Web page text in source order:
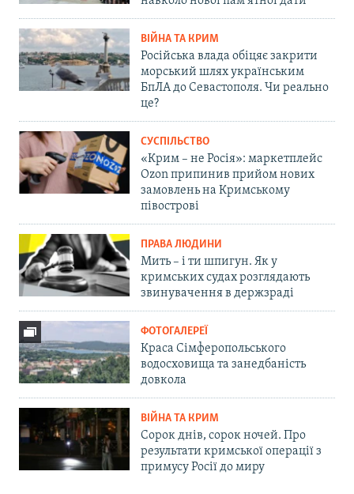
ВІЙНА ТА КРИМ
Російська влада обіцяє закрити
морський шлях українським
БпЛА до Севастополя. Чи реально
це?
СУСПІЛЬСТВО
«Крим – не Росія»: маркетплейс
Ozon припинив прийом нових
замовлень на Кримському
півострові
ПРАВА ЛЮДИНИ
Мить – і ти шпигун. Як у
кримських судах розглядають
звинувачення в держзраді
ФОТОГАЛЕРЕЇ
Краса Сімферопольського
водосховища та занедбаність
довкола
ВІЙНА ТА КРИМ
Сорок днів, сорок ночей. Про
результати кримської операції з
примусу Росії до миру